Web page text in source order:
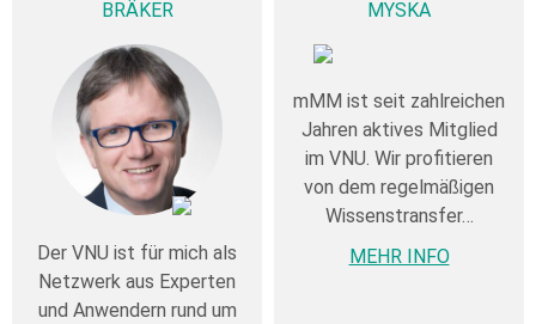
BRÄKER
Der VNU ist für mich als
Netzwerk aus Experten
und Anwendern rund um
MYSKA
mMM ist seit zahlreichen
Jahren aktives Mitglied
im VNU. Wir profitieren
von dem regelmäßigen
Wissenstransfer…
MEHR INFO